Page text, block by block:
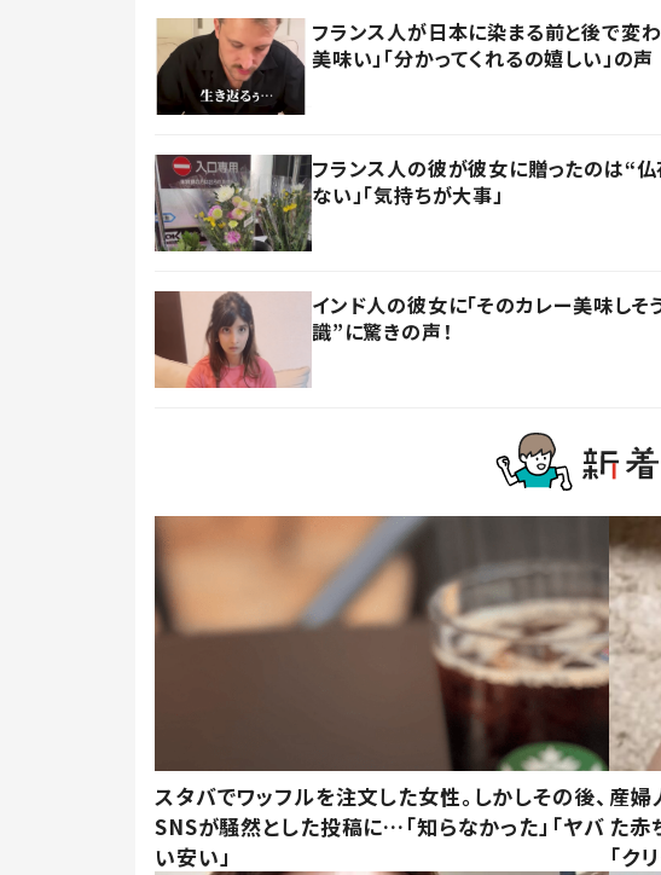
フランス人が日本に染まる前と後で変
美味い」「分かってくれるの嬉しい」の声
フランス人の彼が彼女に贈ったのは“
ない」「気持ちが大事」
インド人の彼女に「そのカレー美味し
識”に驚きの声！
スタバでワッフルを注文した女性。しかしその後、
SNSが騒然とした投稿に…「知らなかった」「ヤバ
い安い」
産婦
た赤
「ク